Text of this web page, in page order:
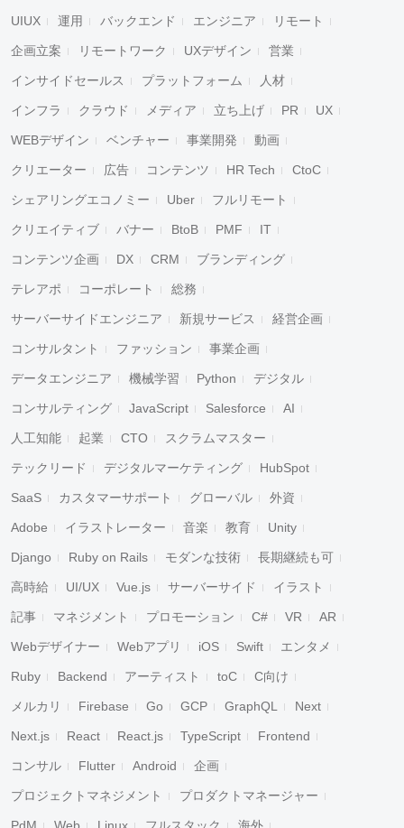
UIUX 運用 バックエンド エンジニア リモート
企画立案 リモートワーク UXデザイン 営業
インサイドセールス プラットフォーム 人材
インフラ クラウド メディア 立ち上げ PR UX
WEBデザイン ベンチャー 事業開発 動画
クリエーター 広告 コンテンツ HR Tech CtoC
シェアリングエコノミー Uber フルリモート
クリエイティブ バナー BtoB PMF IT
コンテンツ企画 DX CRM ブランディング
テレアポ コーポレート 総務
サーバーサイドエンジニア 新規サービス 経営企画
コンサルタント ファッション 事業企画
データエンジニア 機械学習 Python デジタル
コンサルティング JavaScript Salesforce AI
人工知能 起業 CTO スクラムマスター
テックリード デジタルマーケティング HubSpot
SaaS カスタマーサポート グローバル 外資
Adobe イラストレーター 音楽 教育 Unity
Django Ruby on Rails モダンな技術 長期継続も可
高時給 UI/UX Vue.js サーバーサイド イラスト
記事 マネジメント プロモーション C# VR AR
Webデザイナー Webアプリ iOS Swift エンタメ
Ruby Backend アーティスト toC C向け
メルカリ Firebase Go GCP GraphQL Next
Next.js React React.js TypeScript Frontend
コンサル Flutter Android 企画
プロジェクトマネジメント プロダクトマネージャー